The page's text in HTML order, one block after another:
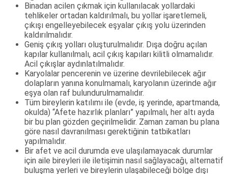
Binadan acilen çıkmak için kullanılacak yollardaki
tehlikeler ortadan kaldırılmalı, bu yollar işaretlemeli,
çıkışı engelleyebilecek eşyalar çıkış yolu üzerinden
kaldırılmalıdır.
Geniş çıkış yolları oluşturulmalıdır. Dışa doğru açılan
kapılar kullanılmalı, acil çıkış kapıları kilitli olmamalıdır.
Acil çıkışlar aydınlatılmalıdır.
Karyolalar pencerenin ve üzerine devrilebilecek ağır
dolapların yanına konulmamalı, karyolanın üzerinde ağır
eşya olan raf bulundurulmamalıdır.
Tüm bireylerin katılımı ile (evde, iş yerinde, apartmanda,
okulda) “Afete hazırlık planları” yapılmalı, her altı ayda
bir bu plan gözden geçirilmelidir. Zaman zaman bu plana
göre nasıl davranılması gerektiğinin tatbikatları
yapılmalıdır.
Bir afet ve acil durumda eve ulaşılamayacak durumlar
için aile bireyleri ile iletişimin nasıl sağlayacağı, alternatif
buluşma yerleri ve bireylerin ulaşabileceği bölge dışı